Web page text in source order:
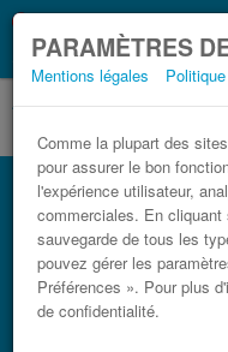
PARAMÈTRES
Mentions légales
Comme la plupart des
pour assurer le bon
l'expérience utilisateur,
commerciales. En
sauvegarde de tous les
pouvez gérer les
Préférences ». Pour plus
de confidentialité.
Coronavirus
savoir, lorsque vous
Bus Rende
Trouvez